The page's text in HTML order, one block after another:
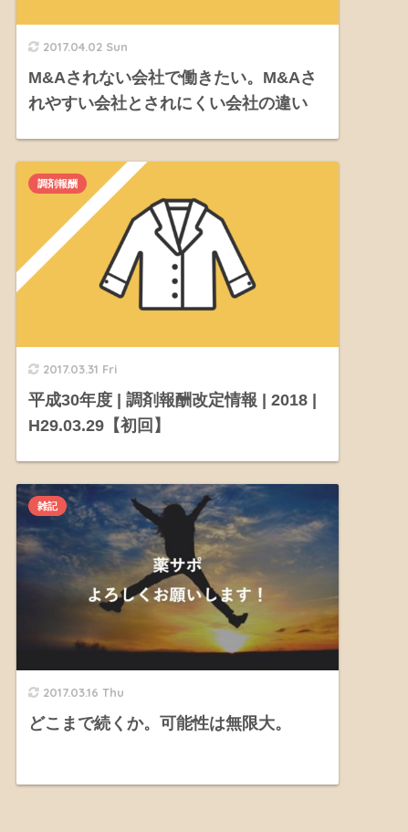
2017.04.02 Sun
M&Aされない会社で働きたい。M&Aさ
れやすい会社とされにくい会社の違い
2017.03.31 Fri
平成30年度 | 調剤報酬改定情報 | 2018 |
H29.03.29【初回】
調剤報酬
2017.03.16 Thu
どこまで続くか。可能性は無限大。
雑記